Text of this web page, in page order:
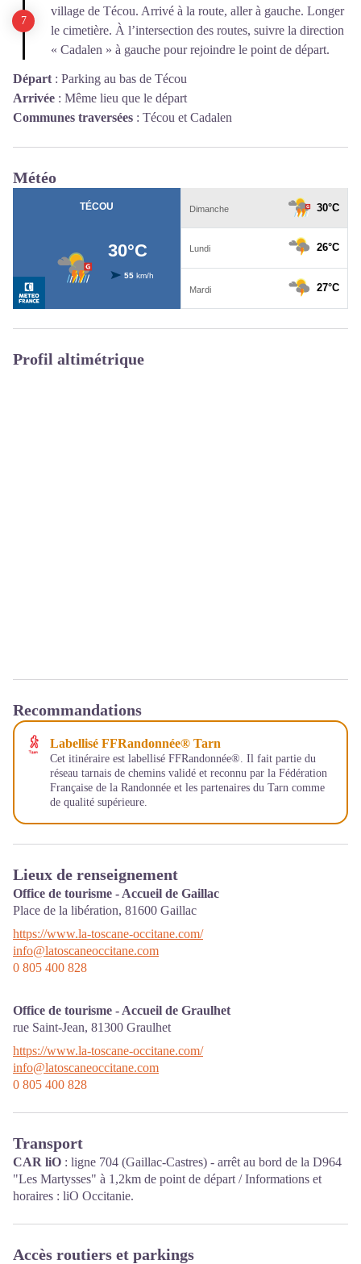
village de Técou. Arrivé à la route, aller à gauche. Longer
le cimetière. À l’intersection des routes, suivre la direction
« Cadalen » à gauche pour rejoindre le point de départ.
Départ : Parking au bas de Técou
Arrivée : Même lieu que le départ
Communes traversées : Técou et Cadalen
Météo
Profil altimétrique
Recommandations
Labellisé FFRandonnée® Tarn
Cet itinéraire est labellisé FFRandonnée®. Il fait partie du
réseau tarnais de chemins validé et reconnu par la Fédération
Française de la Randonnée et les partenaires du Tarn comme
de qualité supérieure.
Lieux de renseignement
Office de tourisme - Accueil de Gaillac
Place de la libération, 81600 Gaillac
https://www.la-toscane-occitane.com/
info@latoscaneoccitane.com
0 805 400 828
Office de tourisme - Accueil de Graulhet
rue Saint-Jean, 81300 Graulhet
https://www.la-toscane-occitane.com/
info@latoscaneoccitane.com
0 805 400 828
Transport
CAR liO : ligne 704 (Gaillac-Castres) - arrêt au bord de la D964
"Les Martysses" à 1,2km de point de départ / Informations et
horaires : liO Occitanie.
Accès routiers et parkings